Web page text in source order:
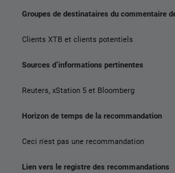
Groupes de destinataires du commentaire
Clients XTB et clients potentiels
Sources d’informations pertinentes
Reuters, xStation 5 et Bloomberg
Horizon de temps de la recommandation
Ceci n'est pas une recommandation
Lien vers le registre des recommandations